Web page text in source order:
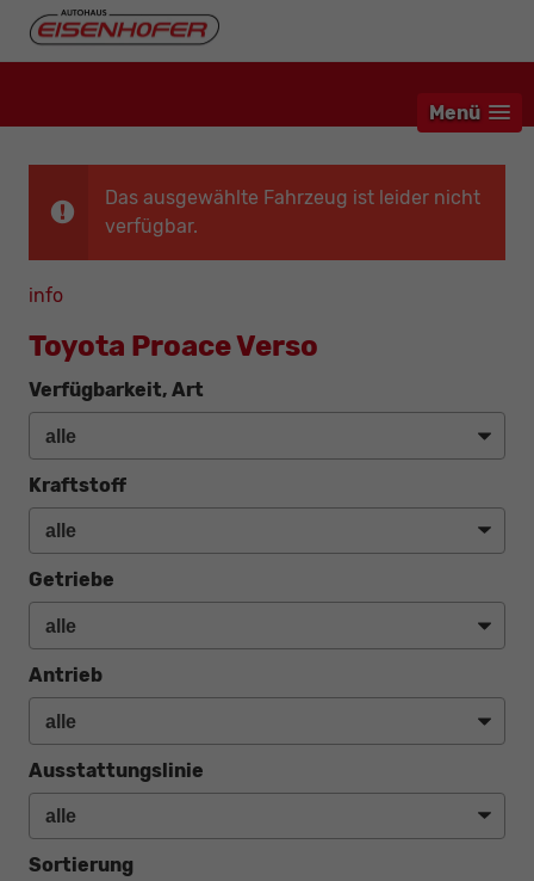
Menü
Das ausgewählte Fahrzeug ist leider nicht
verfügbar.
info
Toyota Proace Verso
Verfügbarkeit, Art
Kraftstoff
Getriebe
Antrieb
Ausstattungslinie
Sortierung